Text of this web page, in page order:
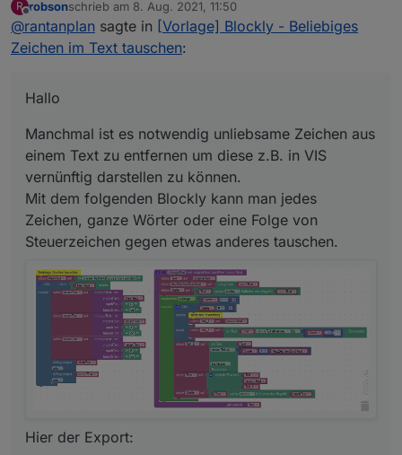
Manchmal ist es notwendig unliebsame Zeichen aus
einem Text zu entfernen um diese z.B. in VIS
vernünftig darstellen zu können.
Der von@robson
Hier der geänderte Export:
Bei Fragen, fragen.
Grüße
R
Offline
robsonschrieb am 8. Aug. 2021, 11:50
zuletzt editiert von
@rantanplan sagte in [Vorlage] Blockly - Beliebiges
Zeichen im Text tauschen:
Hallo
Manchmal ist es notwendig unliebsame Zeichen aus
einem Text zu entfernen um diese z.B. in VIS
vernünftig darstellen zu können.
Mit dem folgenden Blockly kann man jedes
Zeichen, ganze Wörter oder eine Folge von
Steuerzeichen gegen etwas anderes tauschen.
Hier der Export: